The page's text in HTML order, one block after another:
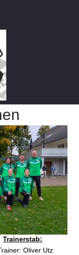
Trainerstab:
Oliver Utz